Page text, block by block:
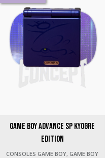
Game Boy Advance SP Kyogre
Edition
CONSOLES GAME BOY, GAME BOY